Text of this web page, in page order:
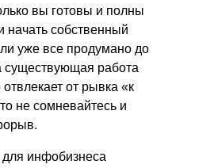
вы готовы и полны
начать собственный
уже все продумано до
существующая работа
отвлекает от рывка «к
не сомневайтесь и
инфобизнеса